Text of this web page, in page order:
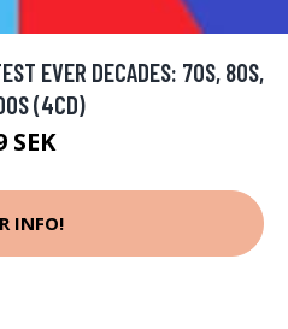
EVER DECADES: 70S, 80S,
(4CD)
SEK
INFO!